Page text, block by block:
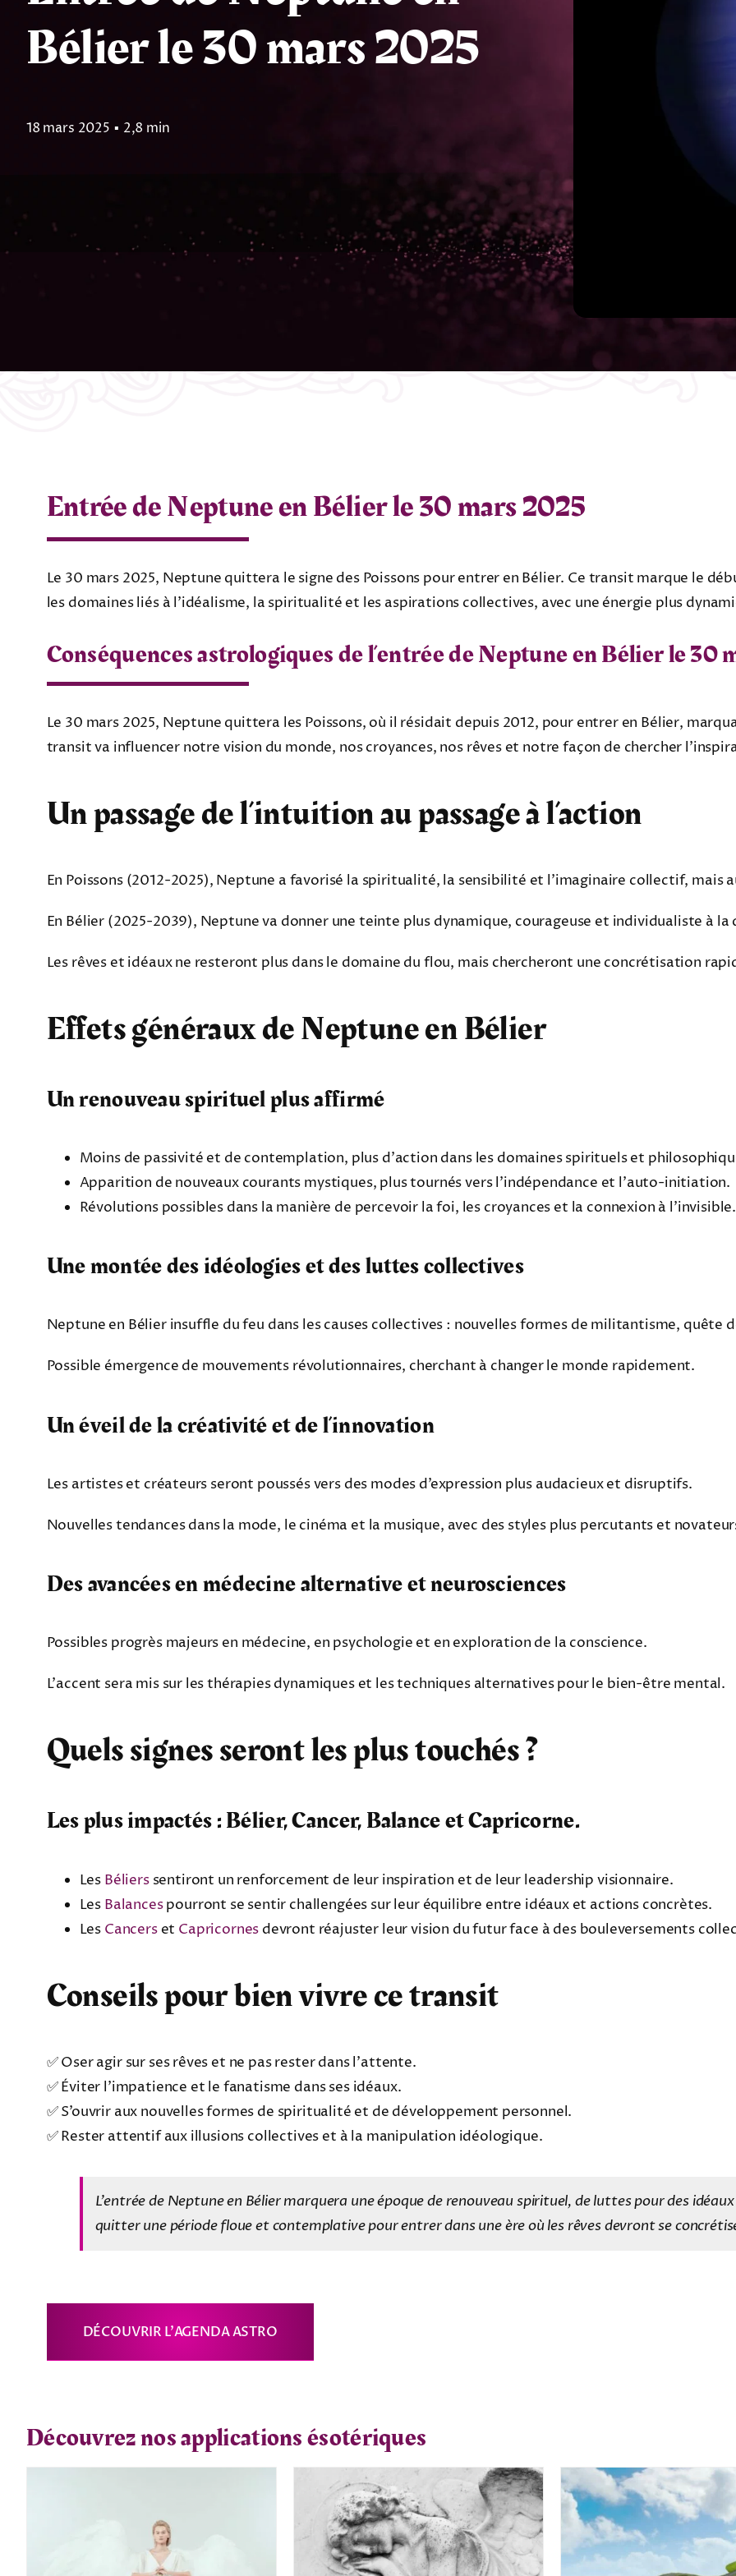
Bélier le 30 mars 2025
18 mars 2025 ▪ 2,8 min
Entrée de Neptune en Bélier le 30 mars 2025
Le 30 mars 2025, Neptune quittera le signe des Poissons pour entrer en Bélier. Ce transit marque le
les domaines liés à l’idéalisme, la spiritualité et les aspirations collectives, avec une énergie plus
Conséquences astrologiques de l’entrée de Neptune en Bélier le 30
Le 30 mars 2025, Neptune quittera les Poissons, où il résidait depuis 2012, pour entrer en Bélier,
transit va influencer notre vision du monde, nos croyances, nos rêves et notre façon de chercher
Un passage de l’intuition au passage à l’action
En Poissons (2012-2025), Neptune a favorisé la spiritualité, la sensibilité et l’imaginaire collectif, mais
En Bélier (2025-2039), Neptune va donner une teinte plus dynamique, courageuse et individualiste à la
Les rêves et idéaux ne resteront plus dans le domaine du flou, mais chercheront une concrétisation
Effets généraux de Neptune en Bélier
Un renouveau spirituel plus affirmé
Moins de passivité et de contemplation, plus d’action dans les domaines spirituels et
Apparition de nouveaux courants mystiques, plus tournés vers l’indépendance et l’auto-initiation.
Révolutions possibles dans la manière de percevoir la foi, les croyances et la connexion à l’invisible.
Une montée des idéologies et des luttes collectives
Neptune en Bélier insuffle du feu dans les causes collectives : nouvelles formes de militantisme,
Possible émergence de mouvements révolutionnaires, cherchant à changer le monde rapidement.
Un éveil de la créativité et de l’innovation
Les artistes et créateurs seront poussés vers des modes d’expression plus audacieux et disruptifs.
Nouvelles tendances dans la mode, le cinéma et la musique, avec des styles plus percutants et
Des avancées en médecine alternative et neurosciences
Possibles progrès majeurs en médecine, en psychologie et en exploration de la conscience.
L’accent sera mis sur les thérapies dynamiques et les techniques alternatives pour le bien-être mental.
Quels signes seront les plus touchés ?
Les plus impactés : Bélier, Cancer, Balance et Capricorne.
Les Bélierssentiront un renforcement de leur inspiration et de leur leadership visionnaire.
Les Balancespourront se sentir challengées sur leur équilibre entre idéaux et actions concrètes.
Les Cancerset Capricornes devront réajuster leur vision du futur face à des bouleversements
Conseils pour bien vivre ce transit
✅ Oser agir sur ses rêves et ne pas rester dans l’attente.
✅ Éviter l’impatience et le fanatisme dans ses idéaux.
✅ S’ouvrir aux nouvelles formes de spiritualité et de développement personnel.
✅ Rester attentif aux illusions collectives et à la manipulation idéologique.
L’entrée de Neptune en Bélier marquera une époque de renouveau spirituel, de luttes pour des
quitter une période floue et contemplative pour entrer dans une ère où les rêves devront se
DÉCOUVRIR L’AGENDA ASTRO
Découvrez nos applications ésotériques